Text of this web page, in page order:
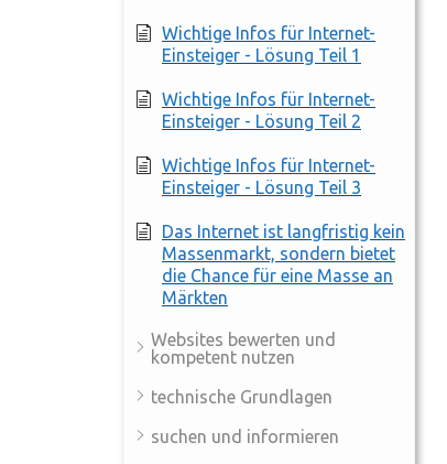
Wichtige Infos für Internet-
Einsteiger - Lösung Teil 1
Wichtige Infos für Internet-
Einsteiger - Lösung Teil 2
Wichtige Infos für Internet-
Einsteiger - Lösung Teil 3
Das Internet ist langfristig kein
Massenmarkt, sondern bietet
die Chance für eine Masse an
Märkten
Websites bewerten und
kompetent nutzen
technische Grundlagen
suchen und informieren